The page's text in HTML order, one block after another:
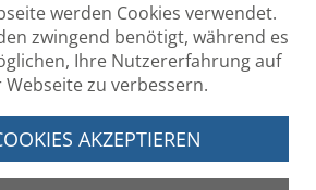
IN BEREICH
werden Cookies verwendet.
zwingend benötigt, während es
Ihre Nutzererfahrung auf
zu verbessern.
AKZEPTIEREN